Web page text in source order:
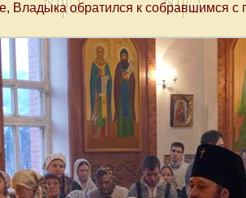
Владыка обратился к собравшимся с